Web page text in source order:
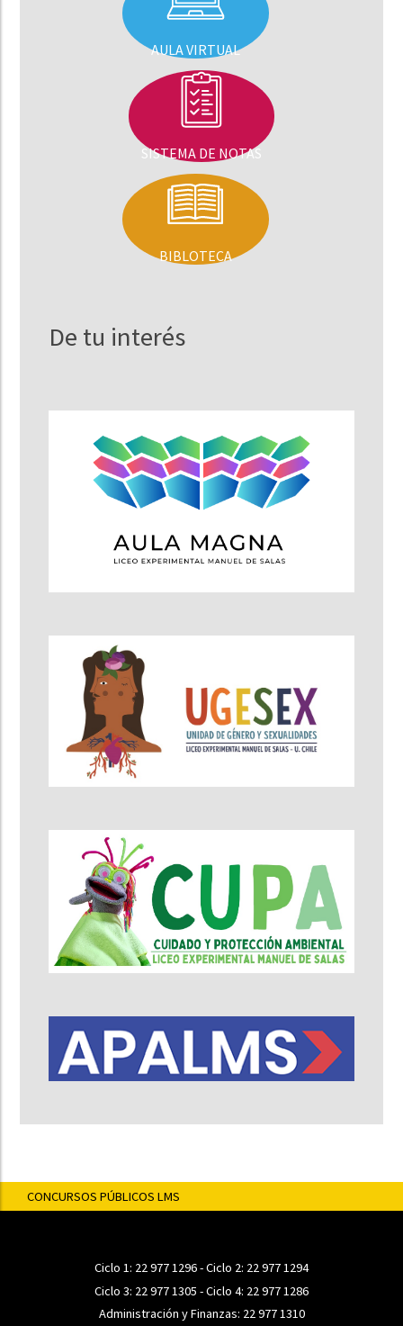
AULA VIRTUAL
SISTEMA DE NOTAS
BIBLOTECA
De tu interés
CONCURSOS PÚBLICOS LMS
Ciclo 1: 22 977 1296- Ciclo 2: 22 977 1294
Ciclo 3: 22 977 1305 - Ciclo 4: 22 977 1286
Administración y Finanzas: 22 977 1310